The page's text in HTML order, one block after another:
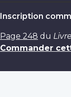
Inscription
Page 248 du
Commander